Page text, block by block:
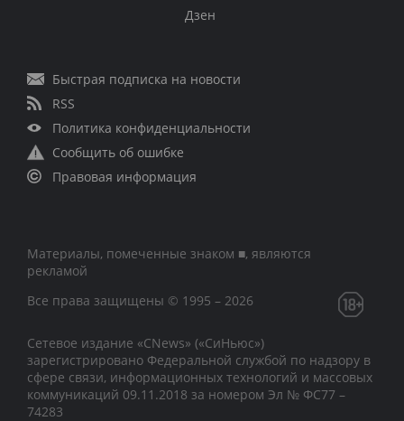
Дзен
Быстрая подписка на новости
RSS
Политика конфиденциальности
Сообщить об ошибке
Правовая информация
Материалы, помеченные знаком ■, являются
рекламой
Все права защищены © 1995 – 2026
Сетевое издание «CNews» («СиНьюс»)
зарегистрировано Федеральной службой по надзору в
сфере связи, информационных технологий и массовых
коммуникаций 09.11.2018 за номером Эл № ФС77 –
74283